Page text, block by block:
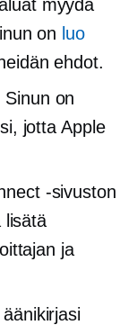
myydä
on luo
ehdot.
Sinun on
jotta Apple
-sivuston
lisätä
ja